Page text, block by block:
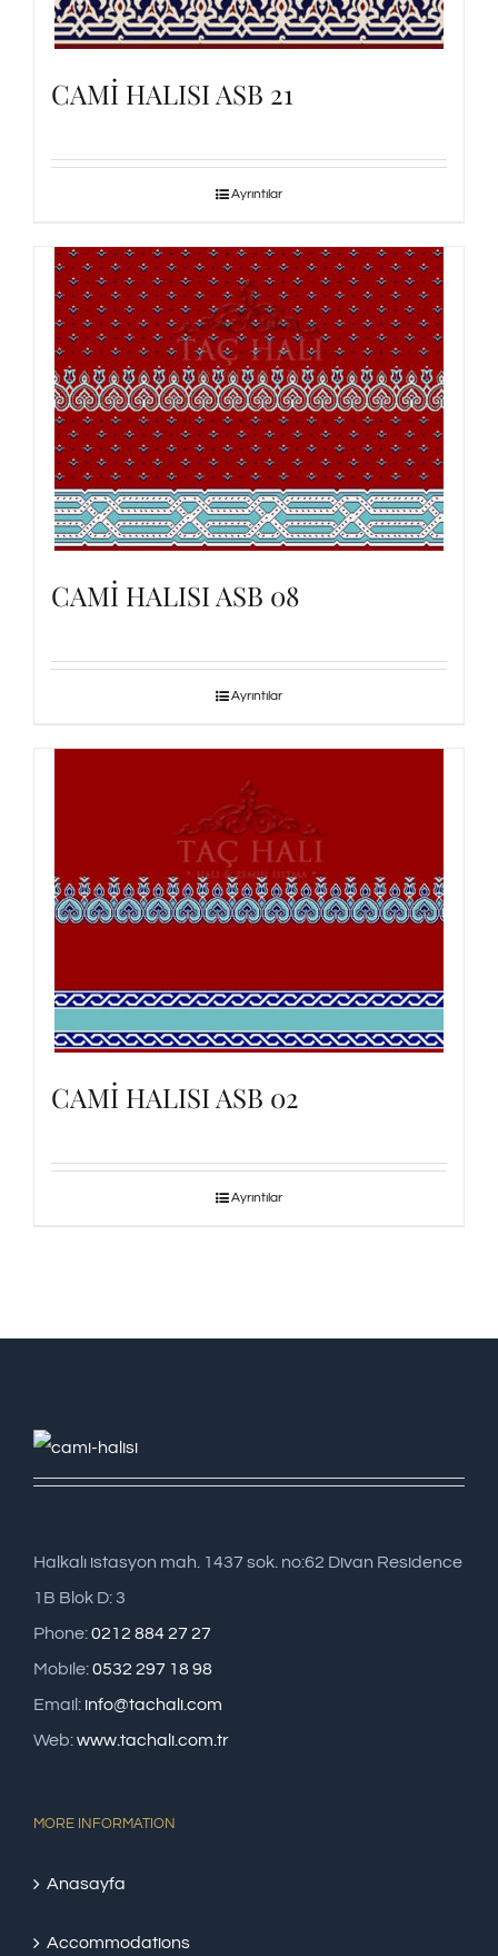
CAMİ HALISI ASB 21
Ayrıntılar
CAMİ HALISI ASB 08
Ayrıntılar
CAMİ HALISI ASB 02
Ayrıntılar
Halkalı istasyon mah. 1437 sok. no:62 Divan Residence
1B Blok D: 3
Phone:0212 884 27 27
Mobile:0532 297 18 98
Email: info@tachali.com
Web:www.tachali.com.tr
MORE INFORMATION
Anasayfa
Accommodations